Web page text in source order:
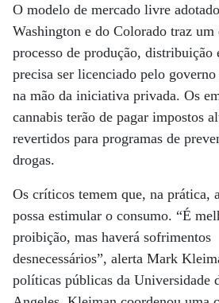
O modelo de mercado livre
Washington e do Colorado traz
processo de produção, distribuição
precisa ser licenciado pelo
na mão da iniciativa privada. Os
cannabis terão de pagar impostos
revertidos para programas de
drogas.
Os críticos temem que, na prática,
possa estimular o consumo. “É
proibição, mas haverá sofrimentos
desnecessários”, alerta Mark
políticas públicas da Universidade